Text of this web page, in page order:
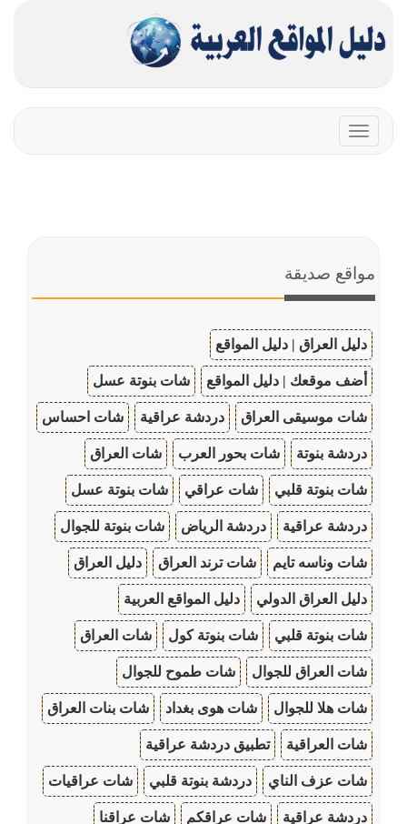
Toggle
navigation
مواقع صديقة
دليل العراق | دليل المواقع
أضف موقعك | دليل المواقع شات بنوتة عسل
شات موسيقى العراق دردشة عراقية شات احساس
دردشة بنوتة شات بحور العرب شات العراق
شات بنوتة قلبي شات عراقي شات بنوتة عسل
دردشة عراقية دردشة الرياض شات بنوتة للجوال
شات وناسه تايم شات ترند العراق دليل العراق
دليل العراق الدولي دليل المواقع العربية
شات بنوتة قلبي شات بنوتة كول شات العراق
شات العراق للجوال شات طموح للجوال
شات هلا للجوال شات هوى بغداد شات بنات العراق
شات العراقية تطبيق دردشة عراقية
شات عزف الناي دردشة بنوتة قلبي شات عراقيات
دردشة عراقية شات عراقكم شات عراقنا